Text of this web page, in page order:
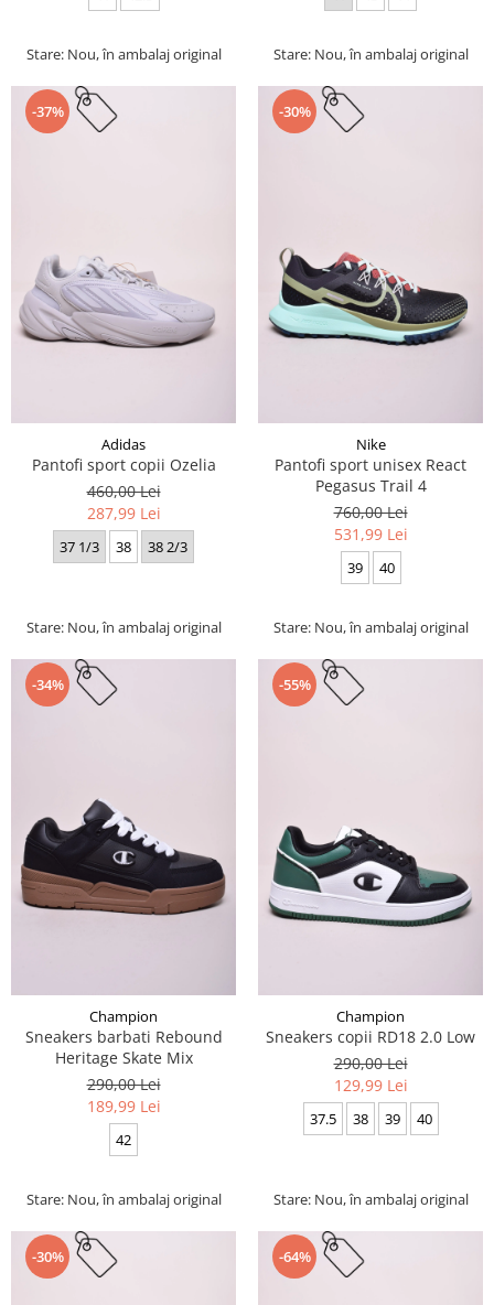
Stare: Nou, în ambalaj original Stare: Nou, în ambalaj original
-37%
Adidas
Pantofi sport copii Ozelia
460,00 Lei
287,99 Lei
37 1/3 38 38 2/3
Stare: Nou, în ambalaj original
-30%
Nike
Pantofi sport unisex React
Pegasus Trail 4
760,00 Lei
531,99 Lei
39 40
Stare: Nou, în ambalaj original
-34%
Champion
Sneakers barbati Rebound
Heritage Skate Mix
290,00 Lei
189,99 Lei
42
Stare: Nou, în ambalaj original
-55%
Champion
Sneakers copii RD18 2.0 Low
290,00 Lei
129,99 Lei
37.5 38 39 40
Stare: Nou, în ambalaj original
-30% -64%